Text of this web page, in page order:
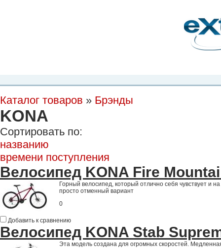
Каталог товаров » Брэнды
KONA
Сортировать по:
названию
времени поступления
Велосипед KONA Fire
Горный велосипед, который отлично себя чувствует и
просто отменный вариант
0
Добавить к сравнению
Велосипед KONA Stab
Эта модель создана для огромных скоростей.